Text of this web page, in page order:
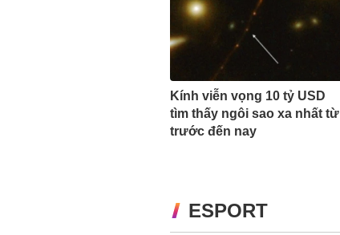
Kính viễn vọng 10 tỷ USD
tìm thấy ngôi sao xa nhất từ
trước đến nay
ESPORT